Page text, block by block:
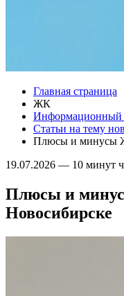
Главная страница
ЖК
Информационный
Статьи на тему
Плюсы и минусы
19.07.2026 — 10 минут
Плюсы и
Новосибирске